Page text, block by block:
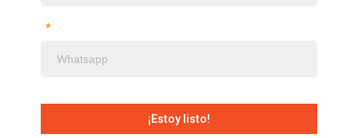
*
¡Estoy listo!